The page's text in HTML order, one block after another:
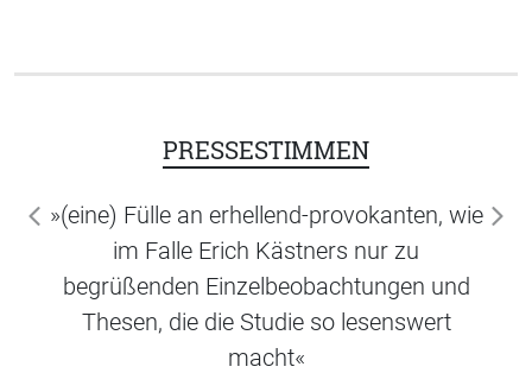
PRESSESTIMMEN
»(eine) Fülle an erhellend-provokanten, wie
im Falle Erich Kästners nur zu
begrüßenden Einzelbeobachtungen und
Thesen, die die Studie so lesenswert
macht«
zurück